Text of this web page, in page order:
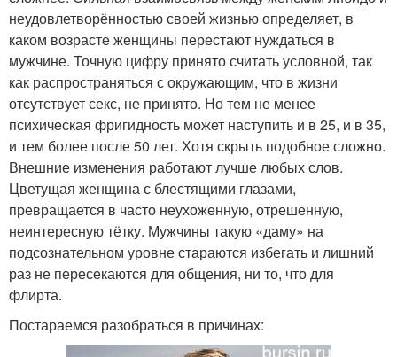
неудовлетворённостью своей жизнью определяет, в
каком возрасте женщины перестают нуждаться в
мужчине. Точную цифру принято считать условной, так
как распространяться с окружающим, что в жизни
отсутствует секс, не принято. Но тем не менее
психическая фригидность может наступить и в 25, и в 35,
и тем более после 50 лет. Хотя скрыть подобное сложно.
Внешние изменения работают лучше любых слов.
Цветущая женщина с блестящими глазами,
превращается в часто неухоженную, отрешенную,
неинтересную тётку. Мужчины такую «даму» на
подсознательном уровне стараются избегать и лишний
раз не пересекаются для общения, ни то, что для
флирта.
Постараемся разобраться в причинах: